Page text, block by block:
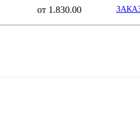
от 1.830.00